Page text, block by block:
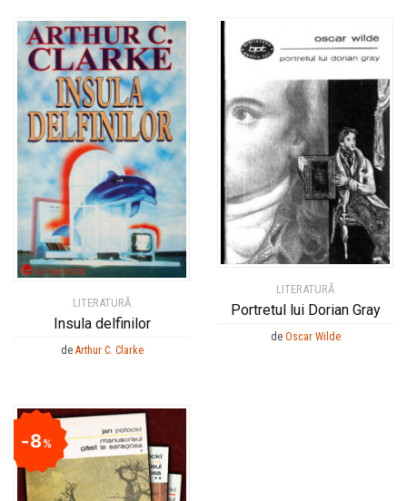
LITERATURĂ
Insula delfinilor
de Arthur C. Clarke
LITERATURĂ
Portretul lui Dorian Gray
de Oscar Wilde
8%